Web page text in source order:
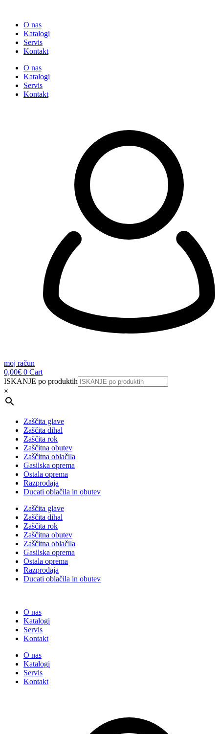
O nas
Katalogi
Servis
Kontakt
O nas
Katalogi
Servis
Kontakt
moj račun
0,00€ 0 Cart
ISKANJE po produktih
×
Zaščita glave
Zaščita dihal
Zaščita rok
Zaščitna obutev
Zaščitna oblačila
Gasilska oprema
Ostala oprema
Razprodaja
Ducati oblačila in obutev
Zaščita glave
Zaščita dihal
Zaščita rok
Zaščitna obutev
Zaščitna oblačila
Gasilska oprema
Ostala oprema
Razprodaja
Ducati oblačila in obutev
O nas
Katalogi
Servis
Kontakt
O nas
Katalogi
Servis
Kontakt